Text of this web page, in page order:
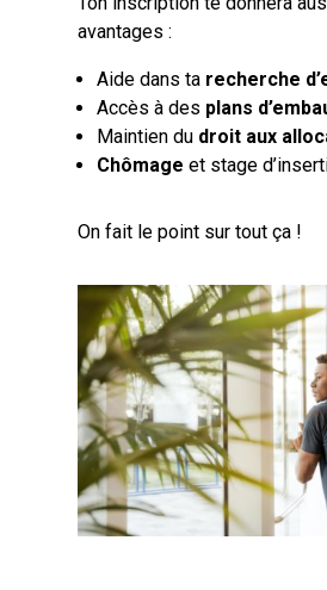
avantages :
Aide dans ta recherche
Accès à des plans
Maintien du droit aux
Chômage et stage
On fait le point sur tout ça !